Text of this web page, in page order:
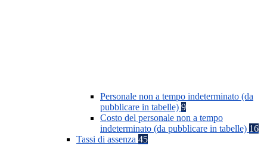
Personale non a tempo indeterminato (da
pubblicare in tabelle) 9
Costo del personale non a tempo
indeterminato (da pubblicare in tabelle) 16
Tassi di assenza 45